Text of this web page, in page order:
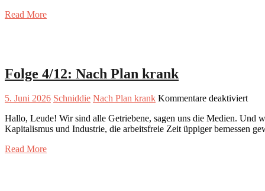
Read More
Folge 4/12: Nach Plan krank
5. Juni 2026 Schniddie Nach Plan krank Kommentare deaktiviertfür
4/
Hallo, Leude! Wir sind alle Getriebene, sagen uns die Medien. Und
Kapitalismus und Industrie, die arbeitsfreie Zeit üppiger bemessen
Read More